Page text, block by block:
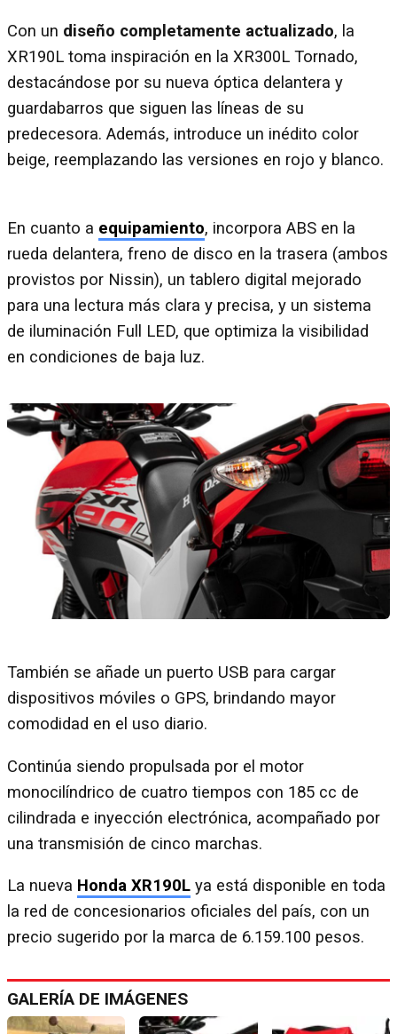
Con un diseño completamente actualizado, la
XR190L toma inspiración en la XR300L Tornado,
destacándose por su nueva óptica delantera y
guardabarros que siguen las líneas de su
predecesora. Además, introduce un inédito color
beige, reemplazando las versiones en rojo y blanco.
En cuanto a equipamiento, incorpora ABS en la
rueda delantera, freno de disco en la trasera (ambos
provistos por Nissin), un tablero digital mejorado
para una lectura más clara y precisa, y un sistema
de iluminación Full LED, que optimiza la visibilidad
en condiciones de baja luz.
También se añade un puerto USB para cargar
dispositivos móviles o GPS, brindando mayor
comodidad en el uso diario.
Continúa siendo propulsada por el motor
monocilíndrico de cuatro tiempos con 185 cc de
cilindrada e inyección electrónica, acompañado por
una transmisión de cinco marchas.
La nueva Honda XR190L ya está disponible en toda
la red de concesionarios oficiales del país, con un
precio sugerido por la marca de 6.159.100 pesos.
GALERÍA DE IMÁGENES